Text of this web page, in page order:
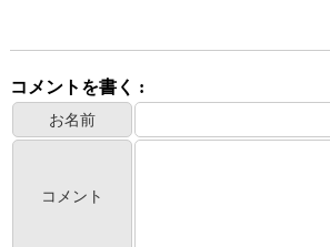
コメントを書く :
お名前
コメント